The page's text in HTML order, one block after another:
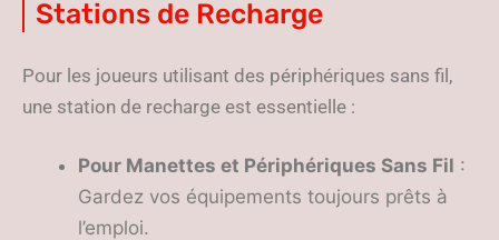
Stations de Recharge
Pour les joueurs utilisant des périphériques sans fil,
une station de recharge est essentielle :
Pour Manettes et Périphériques Sans Fil :
Gardez vos équipements toujours prêts à
l’emploi.